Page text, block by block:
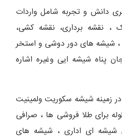
دانش و تجربه شامل واردات
، نقشه برداری، نقشه کشی،
، شیشه های دور دوشی و استخر
پناه شیشه ایی وغیره اشاره
زمینه شیشه سکوریت ولمینیت
برای طلا فروشی ها ، صرافی
شیشه ای اداری ، شیشه های